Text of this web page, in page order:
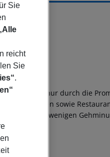
3
und ist nur durch die
sowie
nach wenigen
Sie
reicht
Sie
.